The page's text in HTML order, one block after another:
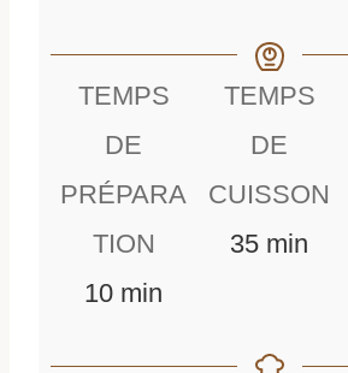
TEMPS
DE
PRÉPARA
TION
10mmin
TEMPS
DE
CUISSON
35mmin